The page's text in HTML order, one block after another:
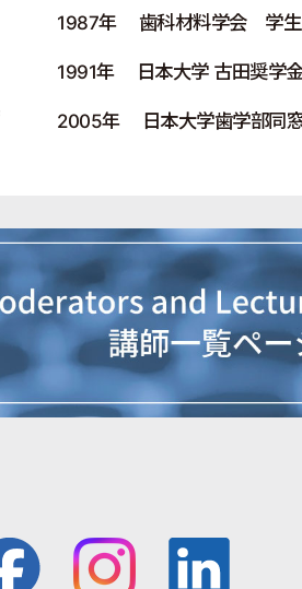
1987年 歯科材料学会 学
1991年 日本大学 古田奨学
2005年 日本大学歯学部同